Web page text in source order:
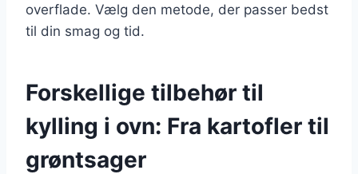
overflade. Vælg den metode, der passer bedst
til din smag og tid.
Forskellige tilbehør til
kylling i ovn: Fra kartofler til
grøntsager